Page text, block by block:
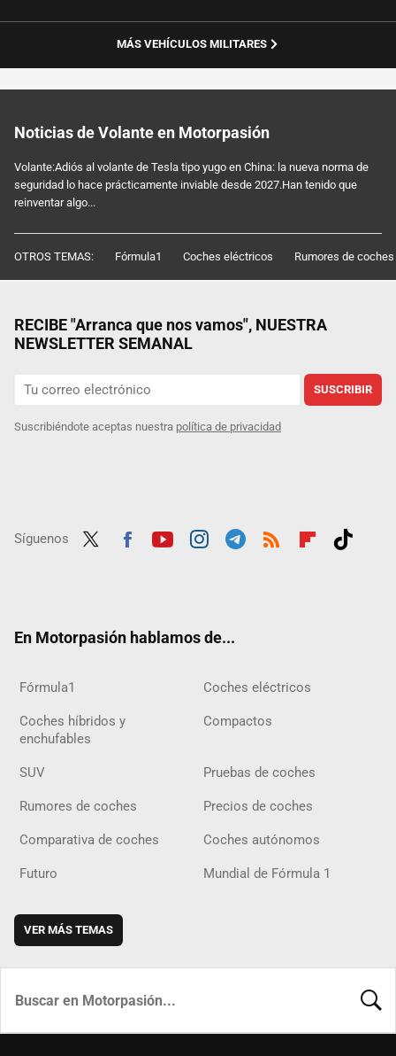
MÁS VEHÍCULOS MILITARES
Noticias de Volante en Motorpasión
Volante:Adiós al volante de Tesla tipo yugo en China: la nueva norma de
seguridad lo hace prácticamente inviable desde 2027.Han tenido que
reinventar algo...
OTROS TEMAS: Fórmula1 Coches eléctricos Rumores de coches
RECIBE "Arranca que nos vamos", NUESTRA
NEWSLETTER SEMANAL
SUSCRIBIR
Suscribiéndote aceptas nuestra política de privacidad
Síguenos
En Motorpasión hablamos de...
Fórmula1 Coches eléctricos
Coches híbridos y
enchufables
Compactos
SUV Pruebas de coches
Rumores de coches Precios de coches
Comparativa de coches Coches autónomos
Futuro Mundial de Fórmula 1
VER MÁS TEMAS